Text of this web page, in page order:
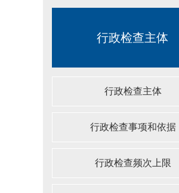
行政检查主体
行政检查主体
行政检查事项和依据
行政检查频次上限